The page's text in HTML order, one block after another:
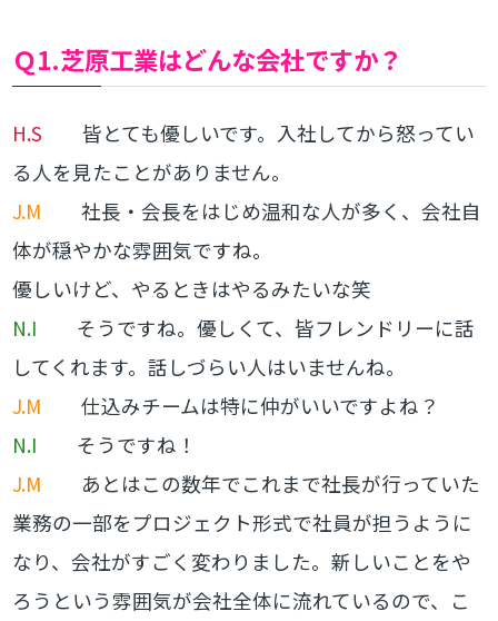
Ｑ1.芝原工業はどんな会社ですか？
H.S 皆とても優しいです。入社してから怒ってい
る人を見たことがありません。
J.M 社長・会長をはじめ温和な人が多く、会社自
体が穏やかな雰囲気ですね。
優しいけど、やるときはやるみたいな笑
N.I そうですね。優しくて、皆フレンドリーに話
してくれます。話しづらい人はいませんね。
J.M 仕込みチームは特に仲がいいですよね？
N.I そうですね！
J.M あとはこの数年でこれまで社長が行っていた
業務の一部をプロジェクト形式で社員が担うように
なり、会社がすごく変わりました。新しいことをや
ろうという雰囲気が会社全体に流れているので、こ